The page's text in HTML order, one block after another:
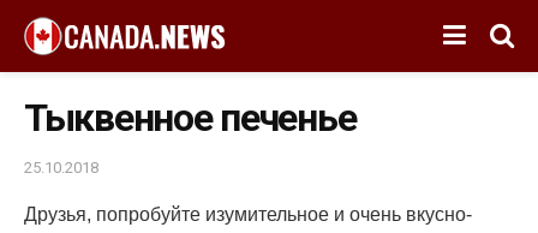
Тыквенное печенье
25.10.2018
Друзья, попробуйте изумительное и очень вкусно-